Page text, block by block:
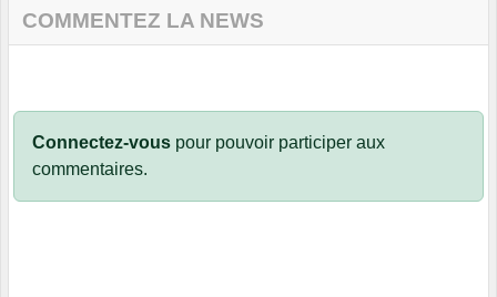
COMMENTEZ LA NEWS
Connectez-vous pour pouvoir participer aux
commentaires.